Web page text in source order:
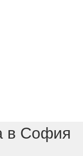
в София